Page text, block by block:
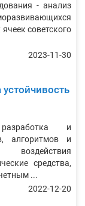
- анализ
советского
2023-11-30
и
алгоритмов и
средства,
...
2022-12-20